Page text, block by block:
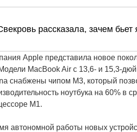
Apple представила новое
MacBook Air с 13,6- и 15,3-
снабжены чипом M3, который
ноутбука на 60% в
M1.
автономной работы новых